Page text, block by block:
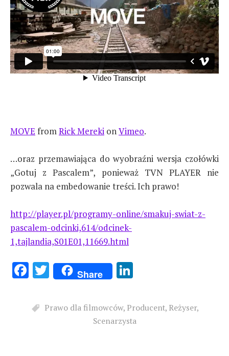
MOVE fromRick Mereki onVimeo.
…oraz przemawiająca do wyobraźni wersja czołówki
„Gotuj z Pascalem”, ponieważ TVN PLAYER nie
pozwala na embedowanie treści. Ich prawo!
http://player.pl/programy-online/smakuj-swiat-z-
pascalem-odcinki,614/odcinek-
1,tajlandia,S01E01,11669.html
F
e
b
T
w
it
Share
k
e
Prawo dla filmowców, Producent, Reżyser,
Scenarzysta